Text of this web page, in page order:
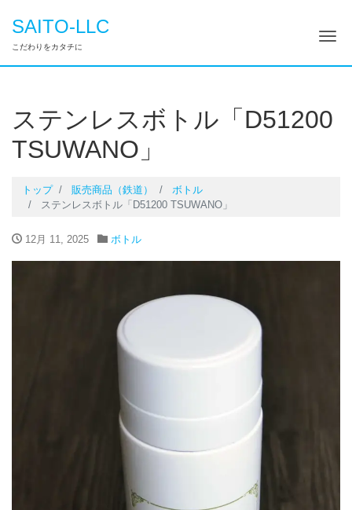
SAITO-LLC
こだわりをカタチに ナ
ステンレスボトル「D51200
TSUWANO」
トップ 販売商品（鉄道）
ボトル
ステンレスボトル「D51200 TSUWANO」
12月 11, 2025 ボトル